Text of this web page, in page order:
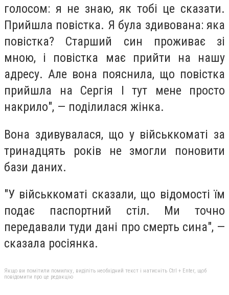
голосом: я не знаю, як тобі це сказати.
Прийшла повістка. Я була здивована: яка
повістка? Старший син проживає зі
мною, і повістка має прийти на нашу
адресу. Але вона пояснила, що повістка
прийшла на Сергія І тут мене просто
накрило", — поділилася жінка.
Вона здивувалася, що у військкоматі за
тринадцять років не змогли поновити
бази даних.
"У військкоматі сказали, що відомості їм
подає паспортний стіл. Ми точно
передавали туди дані про смерть сина", —
сказала росіянка.
Якщо ви помітили помилку, виділіть необхідний текст і натисніть Ctrl + Enter, щоб
повідомити про це редакцію